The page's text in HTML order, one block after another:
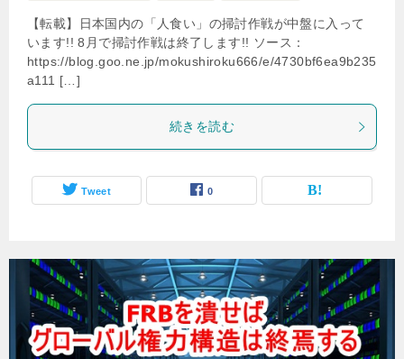
【転載】日本国内の「人食い」の掃討作戦が中盤に入って
います!! 8月で掃討作戦は終了します!! ソース：
https://blog.goo.ne.jp/mokushiroku666/e/4730bf6ea9b235
a111 […]
続きを読む
Tweet 0